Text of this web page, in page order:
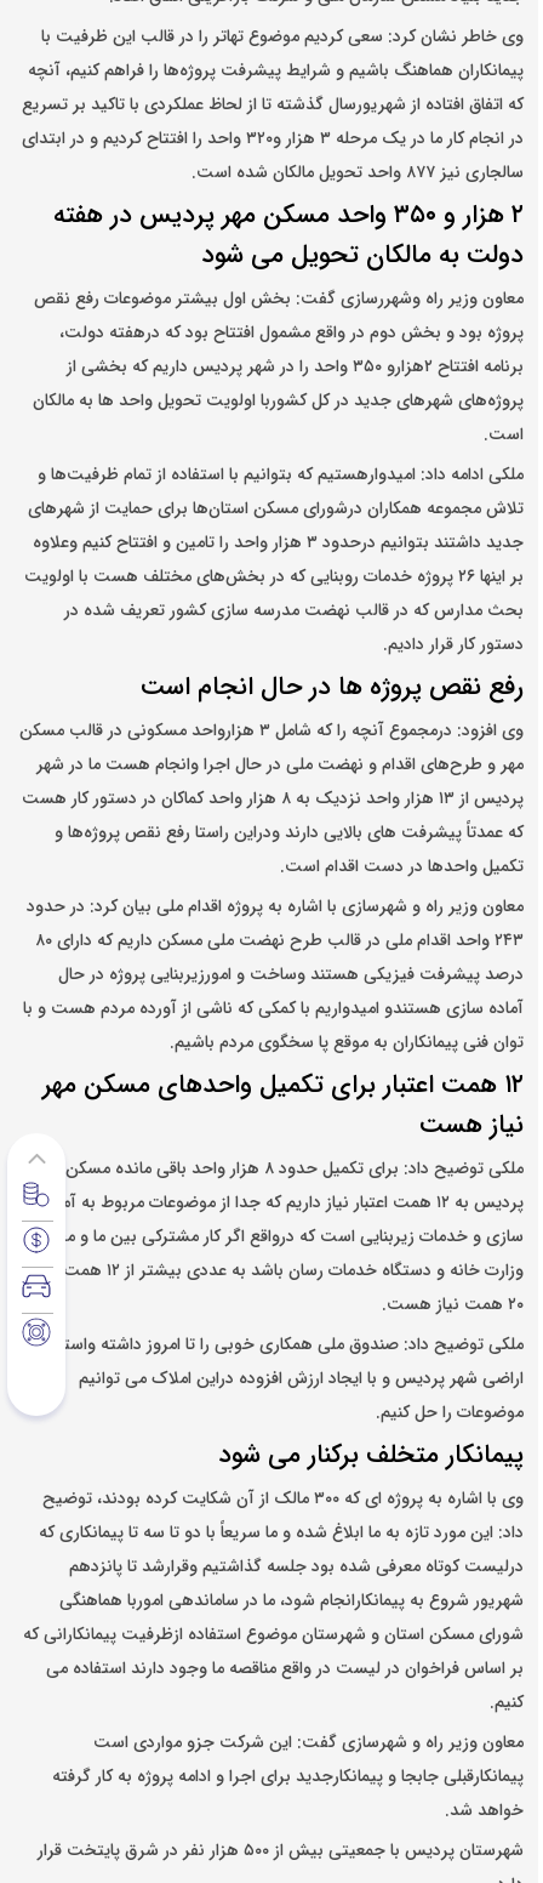
وی خاطر نشان کرد: سعی کردیم موضوع تهاتر را در قالب این ظرفیت با
پیمانکاران هماهنگ باشیم و شرایط پیشرفت پروژه‌ها را فراهم کنیم، آنچه
که اتفاق افتاده از شهریورسال گذشته تا از لحاظ عملکردی با تاکید بر تسریع
در انجام کار ما در یک مرحله ۳ هزار و۳۲۰ واحد را افتتاح کردیم و در ابتدای
سالجاری نیز ۸۷۷ واحد تحویل مالکان شده است.
۲ هزار و ۳۵۰ واحد مسکن مهر پردیس در هفته
دولت به مالکان تحویل می شود
معاون وزیر راه وشهررسازی گفت: بخش اول بیشتر موضوعات رفع نقص
پروژه بود و بخش دوم در واقع مشمول افتتاح بود که درهفته دولت،
برنامه افتتاح ۲هزارو ۳۵۰ واحد را در شهر پردیس داریم که بخشی از
پروژه‌های شهرهای جدید در کل کشوربا اولویت تحویل واحد ها به مالکان
است.
ملکی ادامه داد: امیدوارهستیم که بتوانیم با استفاده از تمام ظرفیت‌ها و
تلاش مجموعه همکاران درشورای مسکن استان‌ها برای حمایت از شهرهای
جدید داشتند بتوانیم درحدود ۳ هزار واحد را تامین و افتتاح کنیم وعلاوه
بر اینها ۲۶ پروژه خدمات روبنایی که در بخش‌های مختلف هست با اولویت
بحث مدارس که در قالب نهضت مدرسه سازی کشور تعریف شده در
دستور کار قرار دادیم.
رفع نقص پروژه ها در حال انجام است
وی افزود: درمجموع آنچه را که شامل ۳ هزارواحد مسکونی در قالب مسکن
مهر و طرح‌های اقدام و نهضت ملی در حال اجرا وانجام هست ما در شهر
پردیس از ۱۳ هزار واحد نزدیک به ۸ هزار واحد کماکان در دستور کار هست
که عمدتاً پیشرفت های بالایی دارند ودراین راستا رفع نقص پروژه‌ها و
تکمیل واحدها در دست اقدام است.
معاون وزیر راه و شهرسازی با اشاره به پروژه اقدام ملی بیان کرد: در حدود
۲۴۳ واحد اقدام ملی در قالب طرح نهضت ملی مسکن داریم که دارای ۸۰
درصد پیشرفت فیزیکی هستند وساخت و امورزیربنایی پروژه در حال
آماده سازی هستندو امیدواریم با کمکی که ناشی از آورده مردم هست و با
توان فنی پیمانکاران به موقع پا سخگوی مردم باشیم.
۱۲ همت اعتبار برای تکمیل واحدهای مسکن مهر
نیاز هست
ملکی توضیح داد: برای تکمیل حدود ۸ هزار واحد باقی مانده مسکن مهر
پردیس به ۱۲ همت اعتبار نیاز داریم که جدا از موضوعات مربوط به آماده
سازی و خدمات زیربنایی است که درواقع اگر کار مشترکی بین ما و مجموعه
وزارت خانه و دستگاه خدمات رسان باشد به عددی بیشتر از ۱۲ همت و تا
۲۰ همت نیاز هست.
ملکی توضیح داد: صندوق ملی همکاری خوبی را تا امروز داشته واستفاده از
اراضی شهر پردیس و با ایجاد ارزش افزوده دراین املاک می توانیم
موضوعات را حل کنیم.
پیمانکار متخلف برکنار می شود
وی با اشاره به پروژه ای که ۳۰۰ مالک از آن شکایت کرده بودند، توضیح
داد: این مورد تازه به ما ابلاغ شده و ما سریعاً با دو تا سه تا پیمانکاری که
درلیست کوتاه معرفی شده بود جلسه گذاشتیم وقرارشد تا پانزدهم
شهریور شروع به پیمانکارانجام شود، ما در ساماندهی اموربا هماهنگی
شورای مسکن استان و شهرستان موضوع استفاده ازظرفیت پیمانکارانی که
بر اساس فراخوان در لیست در واقع مناقصه ما وجود دارند استفاده می
کنیم.
معاون وزیر راه و شهرسازی گفت: این شرکت جزو مواردی است
پیمانکارقبلی جابجا و پیمانکارجدید برای اجرا و ادامه پروژه به کار گرفته
خواهد شد.
شهرستان پردیس با جمعیتی بیش از ۵۰۰ هزار نفر در شرق پایتخت قرار